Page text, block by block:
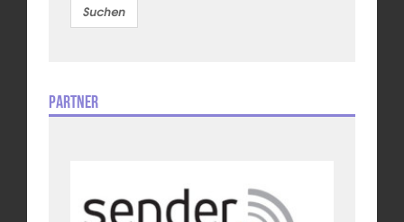
Partner